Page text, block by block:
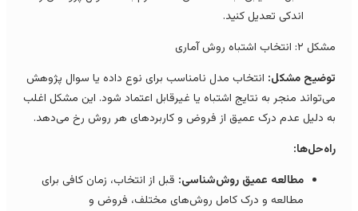
اندکی تعدیل کنید.
انتخاب اشتباه روش آماری
مشکل:انتخاب مدل نامناسب برای نوع داده یا سوال پژوهش
منجر به نتایج اشتباه یا غیرقابل اعتماد شود. این مشکل اغلب
دلیل عدم درک عمیق از فروض و کاربردهای هر روش رخ می‌دهد.
مطالعه عمیق روش‌شناسی:قبل از انتخاب، زمان کافی برای
مطالعه و درک کامل روش‌های مختلف، فروض و